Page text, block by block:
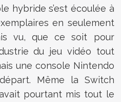
hybride s’est écoulée à
en seulement
vu, que ce soit pour
du jeu vidéo tout
une console Nintendo
Même la Switch
pourtant mis tout le